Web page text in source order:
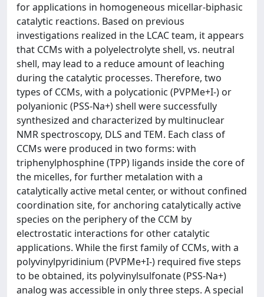
for applications in homogeneous micellar-biphasic
catalytic reactions. Based on previous
investigations realized in the LCAC team, it appears
that CCMs with a polyelectrolyte shell, vs. neutral
shell, may lead to a reduce amount of leaching
during the catalytic processes. Therefore, two
types of CCMs, with a polycationic (PVPMe+I-) or
polyanionic (PSS-Na+) shell were successfully
synthesized and characterized by multinuclear
NMR spectroscopy, DLS and TEM. Each class of
CCMs were produced in two forms: with
triphenylphosphine (TPP) ligands inside the core of
the micelles, for further metalation with a
catalytically active metal center, or without confined
coordination site, for anchoring catalytically active
species on the periphery of the CCM by
electrostatic interactions for other catalytic
applications. While the first family of CCMs, with a
polyvinylpyridinium (PVPMe+I-) required five steps
to be obtained, its polyvinylsulfonate (PSS-Na+)
analog was accessible in only three steps. A special